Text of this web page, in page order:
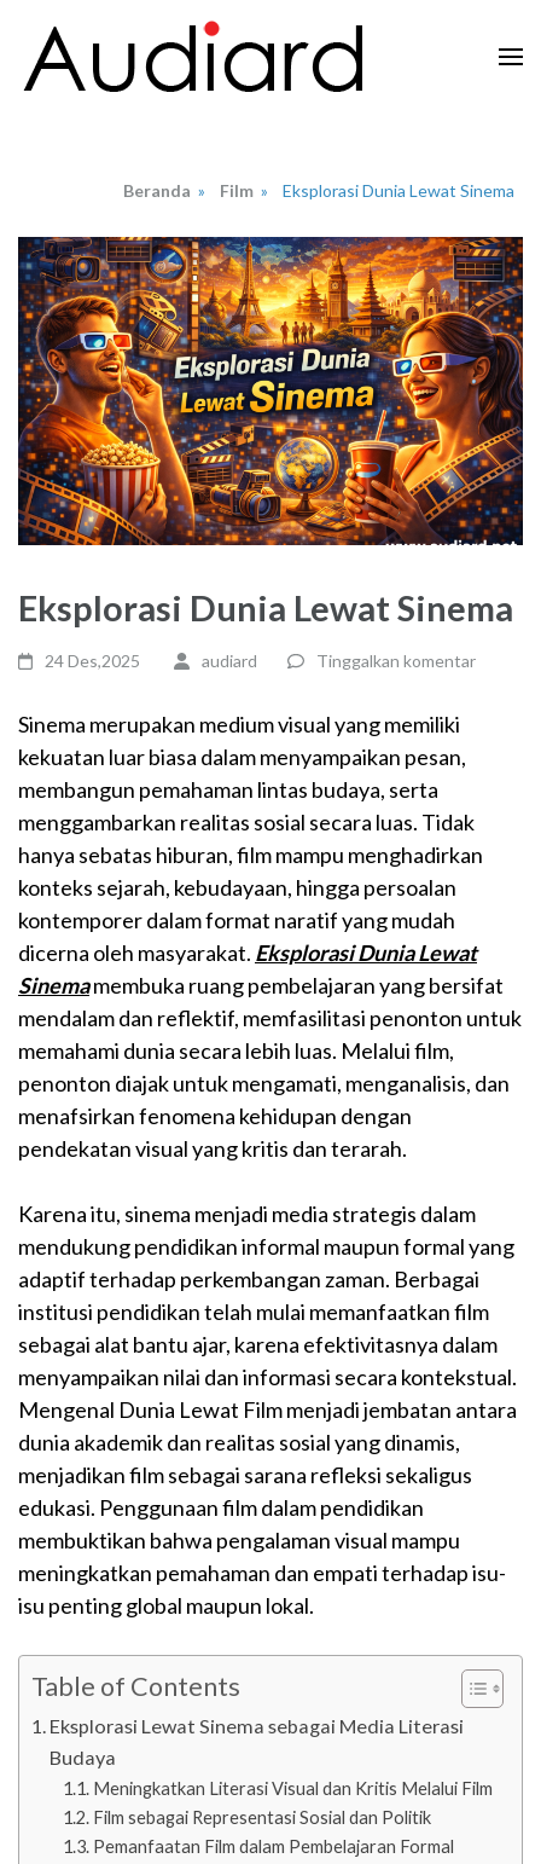
konten
Beranda » Film » Eksplorasi Dunia Lewat Sinema
Eksplorasi Dunia Lewat Sinema
24 Des,2025 audiard Tinggalkan komentar
Sinema merupakan medium visual yang memiliki
kekuatan luar biasa dalam menyampaikan pesan,
membangun pemahaman lintas budaya, serta
menggambarkan realitas sosial secara luas. Tidak
hanya sebatas hiburan, film mampu menghadirkan
konteks sejarah, kebudayaan, hingga persoalan
kontemporer dalam format naratif yang mudah
dicerna oleh masyarakat. Eksplorasi Dunia Lewat
Sinemamembuka ruang pembelajaran yang bersifat
mendalam dan reflektif, memfasilitasi penonton untuk
memahami dunia secara lebih luas. Melalui film,
penonton diajak untuk mengamati, menganalisis, dan
menafsirkan fenomena kehidupan dengan
pendekatan visual yang kritis dan terarah.
Karena itu, sinema menjadi media strategis dalam
mendukung pendidikan informal maupun formal yang
adaptif terhadap perkembangan zaman. Berbagai
institusi pendidikan telah mulai memanfaatkan film
sebagai alat bantu ajar, karena efektivitasnya dalam
menyampaikan nilai dan informasi secara kontekstual.
Mengenal Dunia Lewat Film menjadi jembatan antara
dunia akademik dan realitas sosial yang dinamis,
menjadikan film sebagai sarana refleksi sekaligus
edukasi. Penggunaan film dalam pendidikan
membuktikan bahwa pengalaman visual mampu
meningkatkan pemahaman dan empati terhadap isu-
isu penting global maupun lokal.
Table of Contents
Eksplorasi Lewat Sinema sebagai Media Literasi
Budaya
Meningkatkan Literasi Visual dan Kritis Melalui Film
Film sebagai Representasi Sosial dan Politik
Pemanfaatan Film dalam Pembelajaran Formal